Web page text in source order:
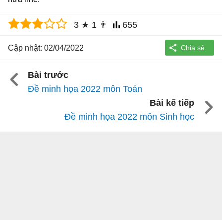
3 ★ 1 👨 655
Cập nhật: 02/04/2022
Bài trước
Đề minh họa 2022 môn Toán
Bài kế tiếp
Đề minh họa 2022 môn Sinh học